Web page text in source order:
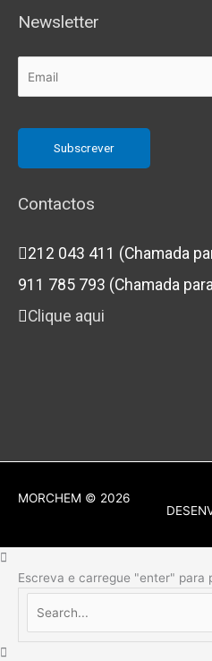
Newsletter
Contactos
212 043 411 (Chamada
911 785 793 (Chamada
Clique aqui
MORCHEM © 2026
Escreva e carregue "enter" para